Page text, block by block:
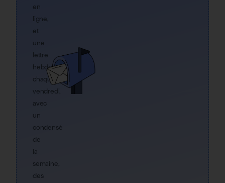
en
ligne,
et
une
lettre
hebdo
chaque
vendredi,
avec
un
condensé
de
la
semaine,
des